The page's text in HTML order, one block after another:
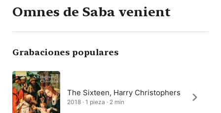
Explorar
Buscar
Omnes de Saba venient
Grabaciones populares
The Sixteen, Harry Christophers
2018 · 1 pieza · 2 min